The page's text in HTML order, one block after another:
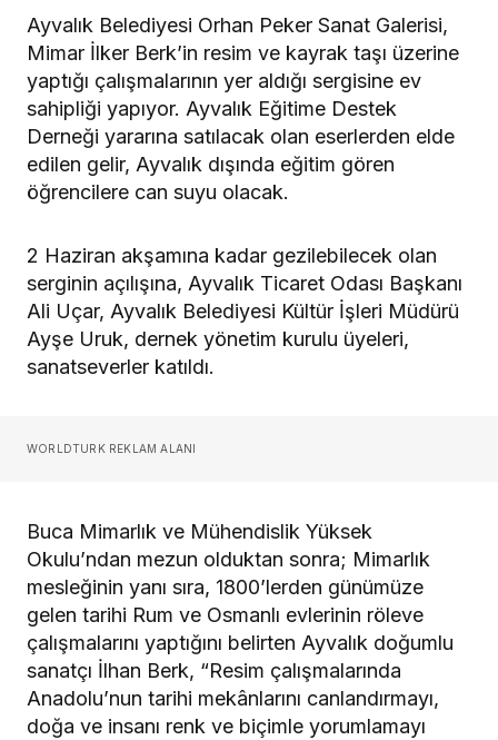
Ayvalık Belediyesi Orhan Peker Sanat Galerisi,
Mimar İlker Berk’in resim ve kayrak taşı üzerine
yaptığı çalışmalarının yer aldığı sergisine ev
sahipliği yapıyor. Ayvalık Eğitime Destek
Derneği yararına satılacak olan eserlerden elde
edilen gelir, Ayvalık dışında eğitim gören
öğrencilere can suyu olacak.
2 Haziran akşamına kadar gezilebilecek olan
serginin açılışına, Ayvalık Ticaret Odası Başkanı
Ali Uçar, Ayvalık Belediyesi Kültür İşleri Müdürü
Ayşe Uruk, dernek yönetim kurulu üyeleri,
sanatseverler katıldı.
WORLDTURK REKLAM ALANI
Buca Mimarlık ve Mühendislik Yüksek
Okulu’ndan mezun olduktan sonra; Mimarlık
mesleğinin yanı sıra, 1800’lerden günümüze
gelen tarihi Rum ve Osmanlı evlerinin röleve
çalışmalarını yaptığını belirten Ayvalık doğumlu
sanatçı İlhan Berk, “Resim çalışmalarında
Anadolu’nun tarihi mekânlarını canlandırmayı,
doğa ve insanı renk ve biçimle yorumlamayı